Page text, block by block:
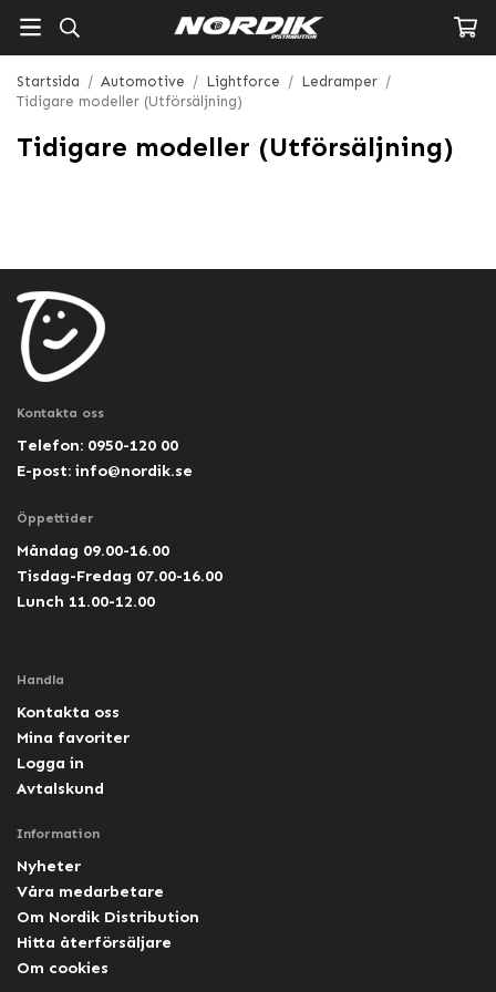
Startsida / Automotive / Lightforce / Ledramper /
Tidigare modeller (Utförsäljning)
Tidigare modeller (Utförsäljning)
Kontakta oss
Telefon: 0950-120 00
E-post: info@nordik.se
Öppettider
Måndag 09.00-16.00
Tisdag-Fredag 07.00-16.00
Lunch 11.00-12.00
Handla
Kontakta oss
Mina favoriter
Logga in
Avtalskund
Information
Nyheter
Våra medarbetare
Om Nordik Distribution
Hitta återförsäljare
Om cookies